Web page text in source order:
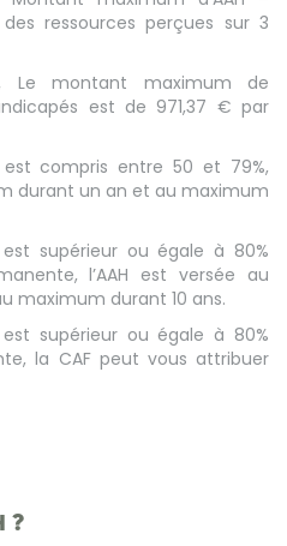
ressources perçues sur 3
Le montant maximum de
est de 971,37 € par
compris entre 50 et 79%,
durant un an et au maximum
supérieur ou égale à 80%
l’AAH est versée au
maximum durant 10 ans.
supérieur ou égale à 80%
la CAF peut vous attribuer
?